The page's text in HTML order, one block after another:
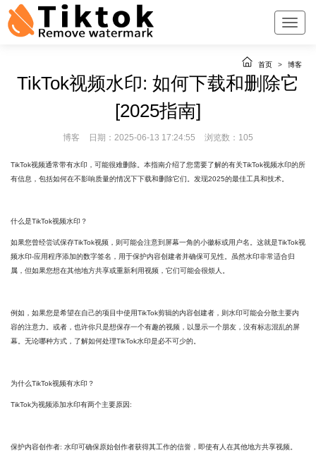
首页 > 博客
TikTok视频水印: 如何下载和删除它
[2025指南]
博客 日期：2025-06-13 17:24:55 浏览数：105
TikTok视频通常带有水印，可能很难删除。本指南介绍了您需要了解的有关TikTok视频水印的所
有信息，包括如何在不影响质量的情况下下载和删除它们。发现2025的最佳工具和技术。
什么是TikTok视频水印？
如果您曾经尝试保存TikTok视频，则可能会注意到屏幕一角的小徽标或用户名。这就是TikTok视
频水印-应用程序添加的数字签名，用于保护内容创建者并确保可见性。虽然水印非常适合归
属，但如果您想在其他地方共享或重新利用视频，它们可能会很烦人。
例如，如果您是希望在自己的项目中使用TikTok剪辑的内容创建者，则水印可能会分散主要内
容的注意力。或者，也许你只是想保存一个有趣的视频，以显示一个朋友，没有标志混乱的屏
幕。无论哪种方式，了解如何处理TikTok水印是必不可少的。
为什么TikTok视频有水印？
TikTok为视频添加水印有两个主要原因:
保护内容创作者: 水印可确保原始创作者获得其工作的信誉，即使有人在其他地方共享视频。